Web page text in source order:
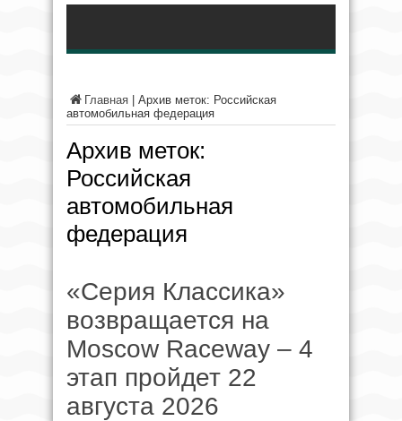
Главная
Архив меток: Российская
автомобильная федерация
Архив меток:
Российская
автомобильная
федерация
«Серия Классика»
возвращается на
Moscow Raceway – 4
этап пройдет 22
августа 2026